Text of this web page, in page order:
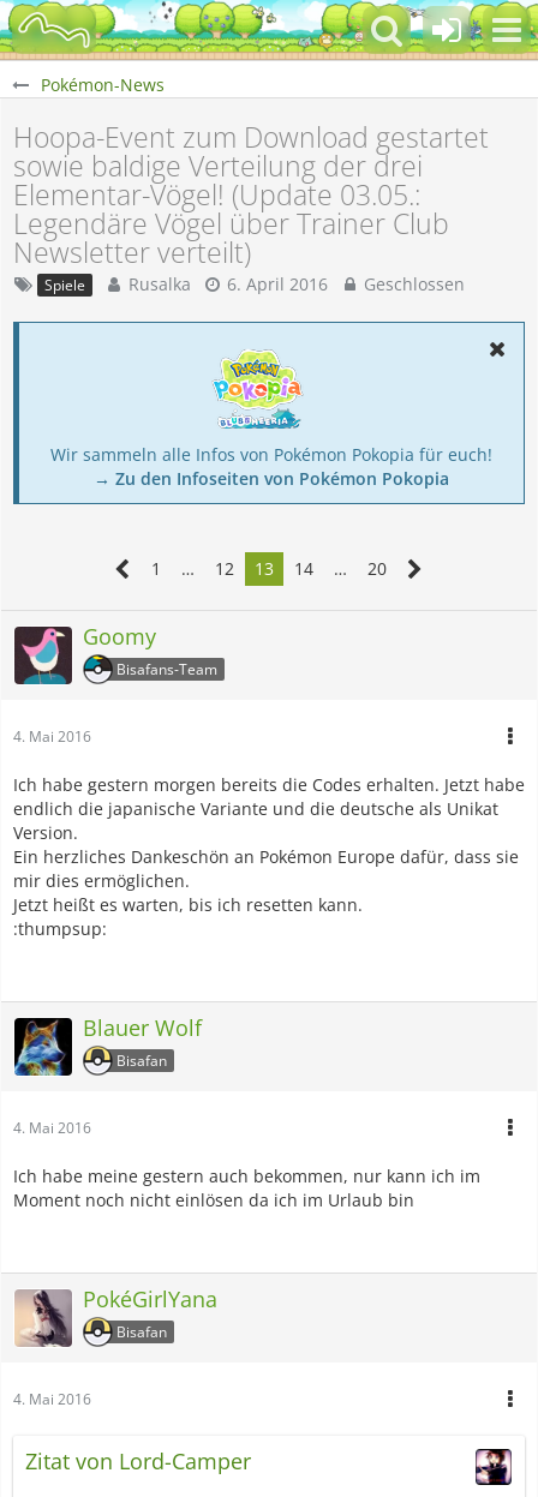
Pokémon-News
Hoopa-Event zum Download gestartet
sowie baldige Verteilung der drei
Elementar-Vögel! (Update 03.05.:
Legendäre Vögel über Trainer Club
Newsletter verteilt)
Spiele Rusalka 6. April 2016 Geschlossen
Wir sammeln alle Infos von Pokémon Pokopia für euch!
→ Zu den Infoseiten von Pokémon Pokopia
1 … 12 13 14 … 20
Goomy
Bisafans-Team
4. Mai 2016
Ich habe gestern morgen bereits die Codes erhalten. Jetzt habe
endlich die japanische Variante und die deutsche als Unikat
Version.
Ein herzliches Dankeschön an Pokémon Europe dafür, dass sie
mir dies ermöglichen.
Jetzt heißt es warten, bis ich resetten kann.
:thumpsup:
Blauer Wolf
Bisafan
4. Mai 2016
Ich habe meine gestern auch bekommen, nur kann ich im
Moment noch nicht einlösen da ich im Urlaub bin
PokéGirlYana
Bisafan
4. Mai 2016
Zitat von Lord-Camper